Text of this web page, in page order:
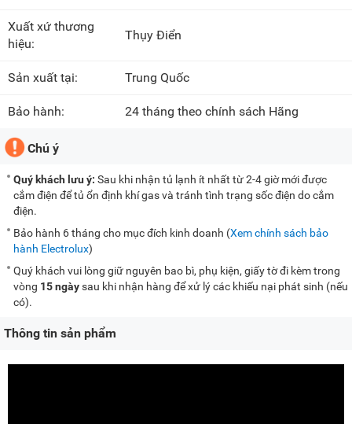
Xuất xứ thương
hiệu:
Thụy Điển
Sản xuất tại: Trung Quốc
Bảo hành: 24 tháng theo chính sách Hãng
Chú ý
Quý khách lưu ý: Sau khi nhận tủ lạnh ít nhất từ 2-4 giờ mới được
cắm điện để tủ ổn định khí gas và tránh tình trạng sốc điện do cắm
điện.
Bảo hành 6 tháng cho mục đích kinh doanh (Xem chính sách bảo
hành Electrolux)
Quý khách vui lòng giữ nguyên bao bì, phụ kiện, giấy tờ đi kèm trong
vòng 15 ngàysau khi nhận hàng để xử lý các khiếu nại phát sinh (nếu
có).
Thông tin sản phẩm